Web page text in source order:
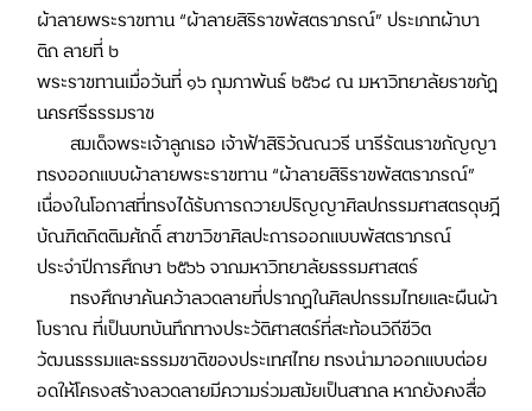
ผ้าลายพระราชทาน “ผ้าลายสิริราชพัสตราภรณ์” ประเภทผ้าบา
ติก ลายที่ ๒
พระราชทานเมื่อวันที่ ๑๖ กุมภาพันธ์ ๒๕๖๘ ณ มหาวิทยาลัยราชภัฏ
นครศรีธรรมราช
สมเด็จพระเจ้าลูกเธอ เจ้าฟ้าสิริวัณณวรี นารีรัตนราชกัญญา
ทรงออกแบบผ้าลายพระราชทาน “ผ้าลายสิริราชพัสตราภรณ์”
เนื่องในโอกาสที่ทรงได้รับการถวายปริญญาศิลปกรรมศาสตรดุษฎี
บัณฑิตกิตติมศักดิ์ สาขาวิชาศิลปะการออกแบบพัสตราภรณ์
ประจำปีการศึกษา ๒๕๖๖ จากมหาวิทยาลัยธรรมศาสตร์
ทรงศึกษาค้นคว้าลวดลายที่ปรากฏในศิลปกรรมไทยและผืนผ้า
โบราณ ที่เป็นบทบันทึกทางประวัติศาสตร์ที่สะท้อนวิถีชีวิต
วัฒนธรรมและธรรมชาติของประเทศไทย ทรงนำมาออกแบบต่อย
อดให้โครงสร้างลวดลายมีความร่วมสมัยเป็นสากล หากยังคงสื่อ